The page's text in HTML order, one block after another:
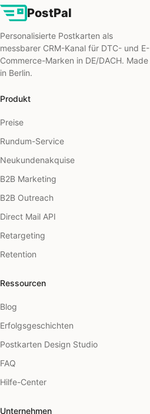
PostPal
Personalisierte Postkarten als
messbarer CRM-Kanal für DTC- und E-
Commerce-Marken in DE/DACH. Made
in Berlin.
Produkt
Preise
Rundum-Service
Neukundenakquise
B2B Marketing
B2B Outreach
Direct Mail API
Retargeting
Retention
Ressourcen
Blog
Erfolgsgeschichten
Postkarten Design Studio
FAQ
Hilfe-Center
Unternehmen